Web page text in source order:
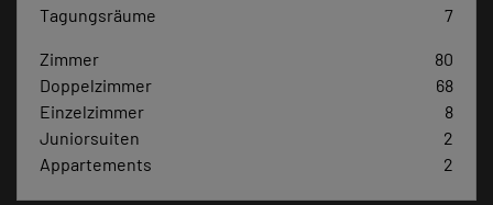
Tagungsräume
7
Zimmer
80
Doppelzimmer
68
Einzelzimmer
8
Juniorsuiten
2
Appartements
2